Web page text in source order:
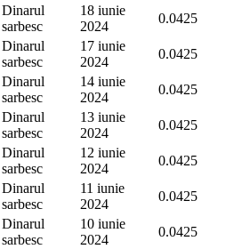
Dinarul
sarbesc
18 iunie
2024
0.0425
Dinarul
sarbesc
17 iunie
2024
0.0425
Dinarul
sarbesc
14 iunie
2024
0.0425
Dinarul
sarbesc
13 iunie
2024
0.0425
Dinarul
sarbesc
12 iunie
2024
0.0425
Dinarul
sarbesc
11 iunie
2024
0.0425
Dinarul
sarbesc
10 iunie
2024
0.0425